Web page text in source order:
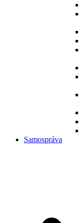
Samospráva